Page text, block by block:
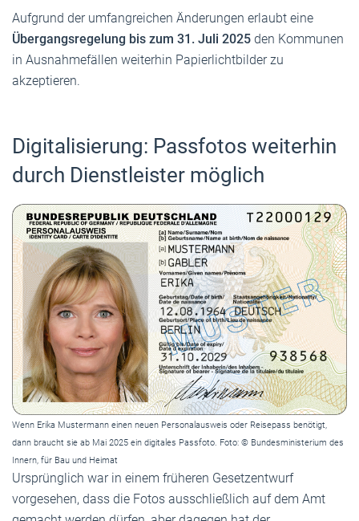
Aufgrund der umfangreichen Änderungen erlaubt eine
Übergangsregelung bis zum 31. Juli 2025 den Kommunen
in Ausnahmefällen weiterhin Papierlichtbilder zu
akzeptieren.
Digitalisierung: Passfotos weiterhin
durch Dienstleister möglich
Wenn Erika Mustermann einen neuen Personalausweis oder Reisepass benötigt,
dann braucht sie ab Mai 2025 ein digitales Passfoto. Foto: © Bundesministerium des
Innern, für Bau und Heimat
Ursprünglich war in einem früheren Gesetzentwurf
vorgesehen, dass die Fotos ausschließlich auf dem Amt